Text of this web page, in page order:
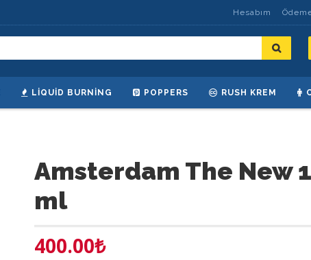
Hesabım
LIQUID BURNING POPPERS RUSH KREM
Amsterdam The New
ml
400.00₺